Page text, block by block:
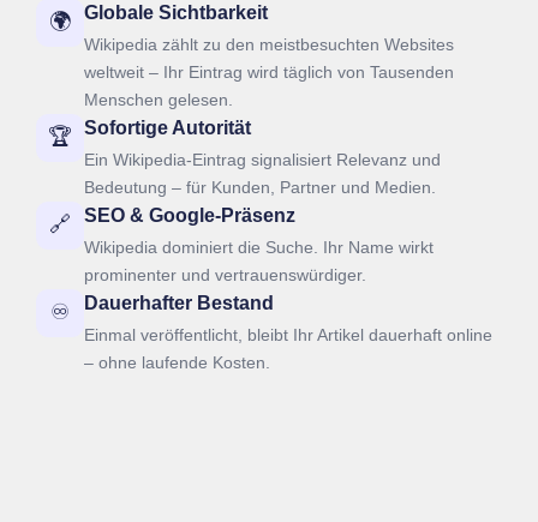
🌍 Globale Sichtbarkeit
Wikipedia zählt zu den meistbesuchten Websites
weltweit – Ihr Eintrag wird täglich von Tausenden
Menschen gelesen.
🏆 Sofortige Autorität
Ein Wikipedia-Eintrag signalisiert Relevanz und
Bedeutung – für Kunden, Partner und Medien.
🔗 SEO & Google-Präsenz
Wikipedia dominiert die Suche. Ihr Name wirkt
prominenter und vertrauenswürdiger.
♾️ Dauerhafter Bestand
Einmal veröffentlicht, bleibt Ihr Artikel dauerhaft online
– ohne laufende Kosten.